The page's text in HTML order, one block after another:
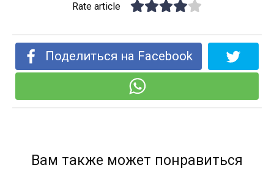
Rate article
Поделиться на Facebook
Вам также может понравиться